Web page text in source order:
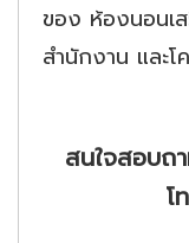
ของ ห้องนอนเ
สำนักงาน และ
สนใจสอบถ
โ